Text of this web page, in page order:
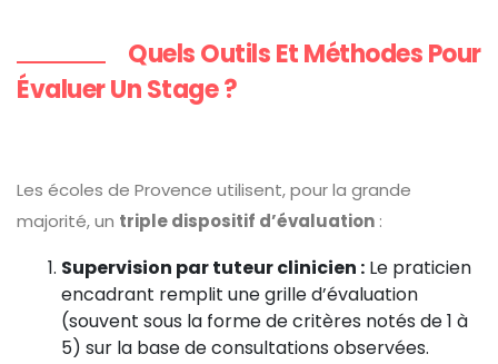
Quels Outils Et Méthodes Pour
Évaluer Un Stage ?
Les écoles de Provence utilisent, pour la grande
majorité, un triple dispositif d’évaluation :
Supervision par tuteur clinicien : Le praticien
encadrant remplit une grille d’évaluation
(souvent sous la forme de critères notés de 1 à
5) sur la base de consultations observées.